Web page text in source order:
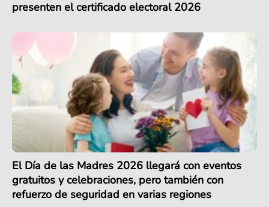
presenten el certificado electoral 2026
El Día de las Madres 2026 llegará con eventos
gratuitos y celebraciones, pero también con
refuerzo de seguridad en varias regiones